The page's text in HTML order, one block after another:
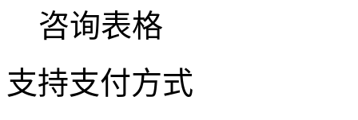
咨询表格
支持支付方式